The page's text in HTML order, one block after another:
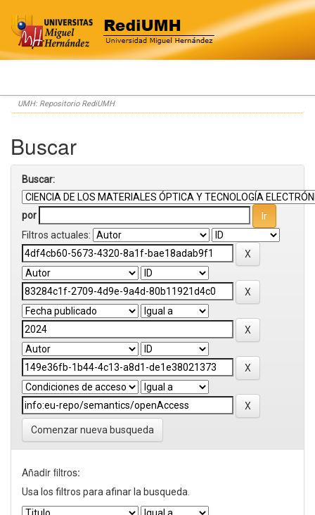
Skip
navigation
UMH: Repositorio RediUMH
Buscar
Buscar:
por
Filtros actuales:
Comenzar nueva busqueda
Añadir filtros:
Usa los filtros para afinar la busqueda.